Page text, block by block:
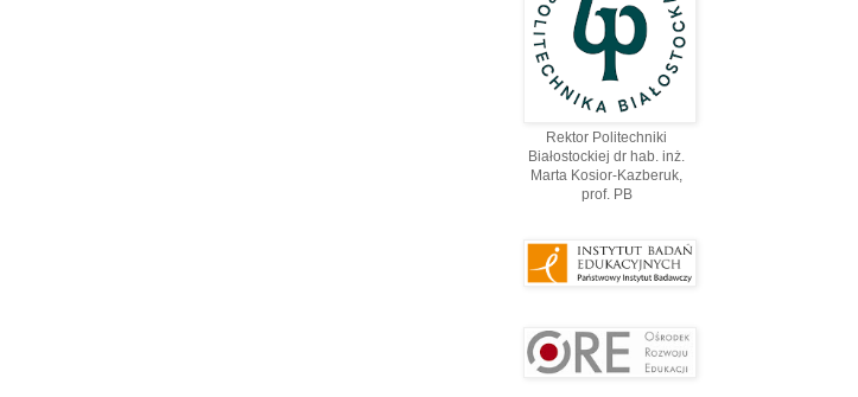
Rektor Politechniki
Białostockiej dr hab. inż.
Marta Kosior-Kazberuk,
prof. PВ